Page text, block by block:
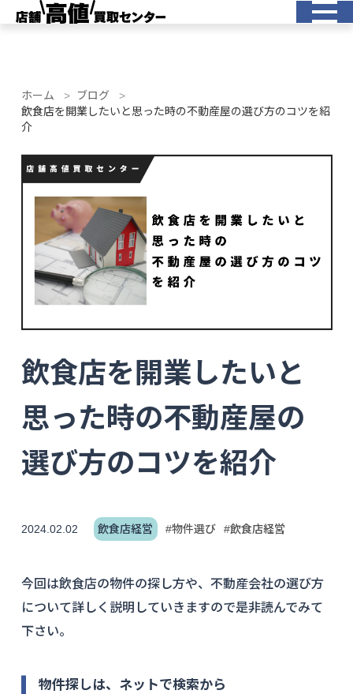
ホーム
ブログ
飲食店を開業したいと思った時の不動産屋の選び方のコツを紹
介
飲食店を開業したいと
思った時の不動産屋の
選び方のコツを紹介
2024.02.02 飲食店経営 #物件選び #飲食店経営
今回は飲食店の物件の探し方や、不動産会社の選び方
について詳しく説明していきますので是非読んでみて
下さい。
物件探しは、ネットで検索から